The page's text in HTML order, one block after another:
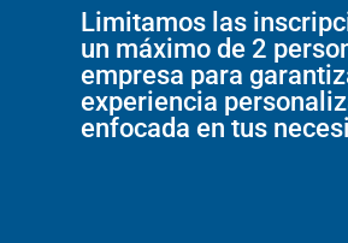
Limitamos las
un máximo de 2
empresa para
experiencia
enfocada en tus